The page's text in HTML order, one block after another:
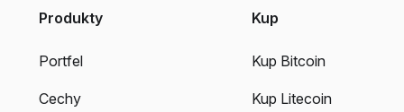
Produkty
Portfel
Cechy
Kup
Kup Bitcoin
Kup Litecoin